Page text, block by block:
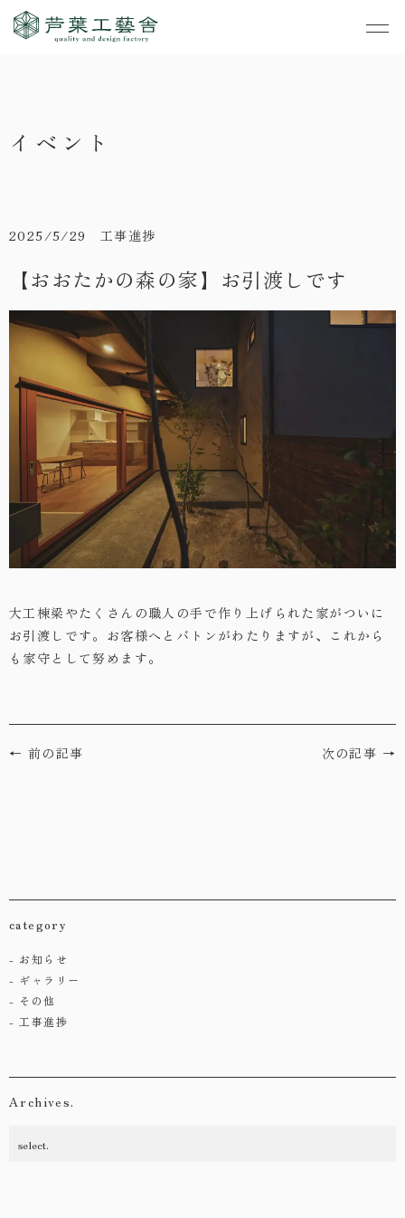
イベント
2025/5/29 工事進捗
【おおたかの森の家】お引渡しです
大工棟梁やたくさんの職人の手で作り上げられた家がついに
お引渡しです。お客様へとバトンがわたりますが、これから
も家守として努めます。
← 前の記事 次の記事 →
category
お知らせ
ギャラリー
その他
工事進捗
Archives.
- すべて
事業案内
- コンセプトハウス事
業
- 家・不動産の利活用
- すべて
- コンセプトハウス6
- コンセプトハウス5
- ギャラリー&工房
・お客さまの声
・リクルート
・会社概要
・お問い合わせ